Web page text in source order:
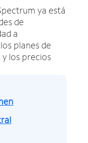
ya está
de
a
planes de
los precios